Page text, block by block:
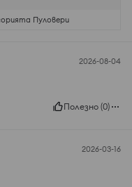
Пуловери
2026-08-04
Полезно (0)
2026-03-16